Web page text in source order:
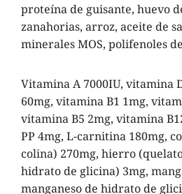
proteína de guisante, huevo
zanahorias, arroz, aceite de
minerales MOS, polifenoles
Vitamina A 7000IU, vitamina
60mg, vitamina B1 1mg,
vitamina B5 2mg, vitamina
PP 4mg, L-carnitina 180mg,
colina) 270mg, hierro
hidrato de glicina) 3mg,
manganeso de hidrato de